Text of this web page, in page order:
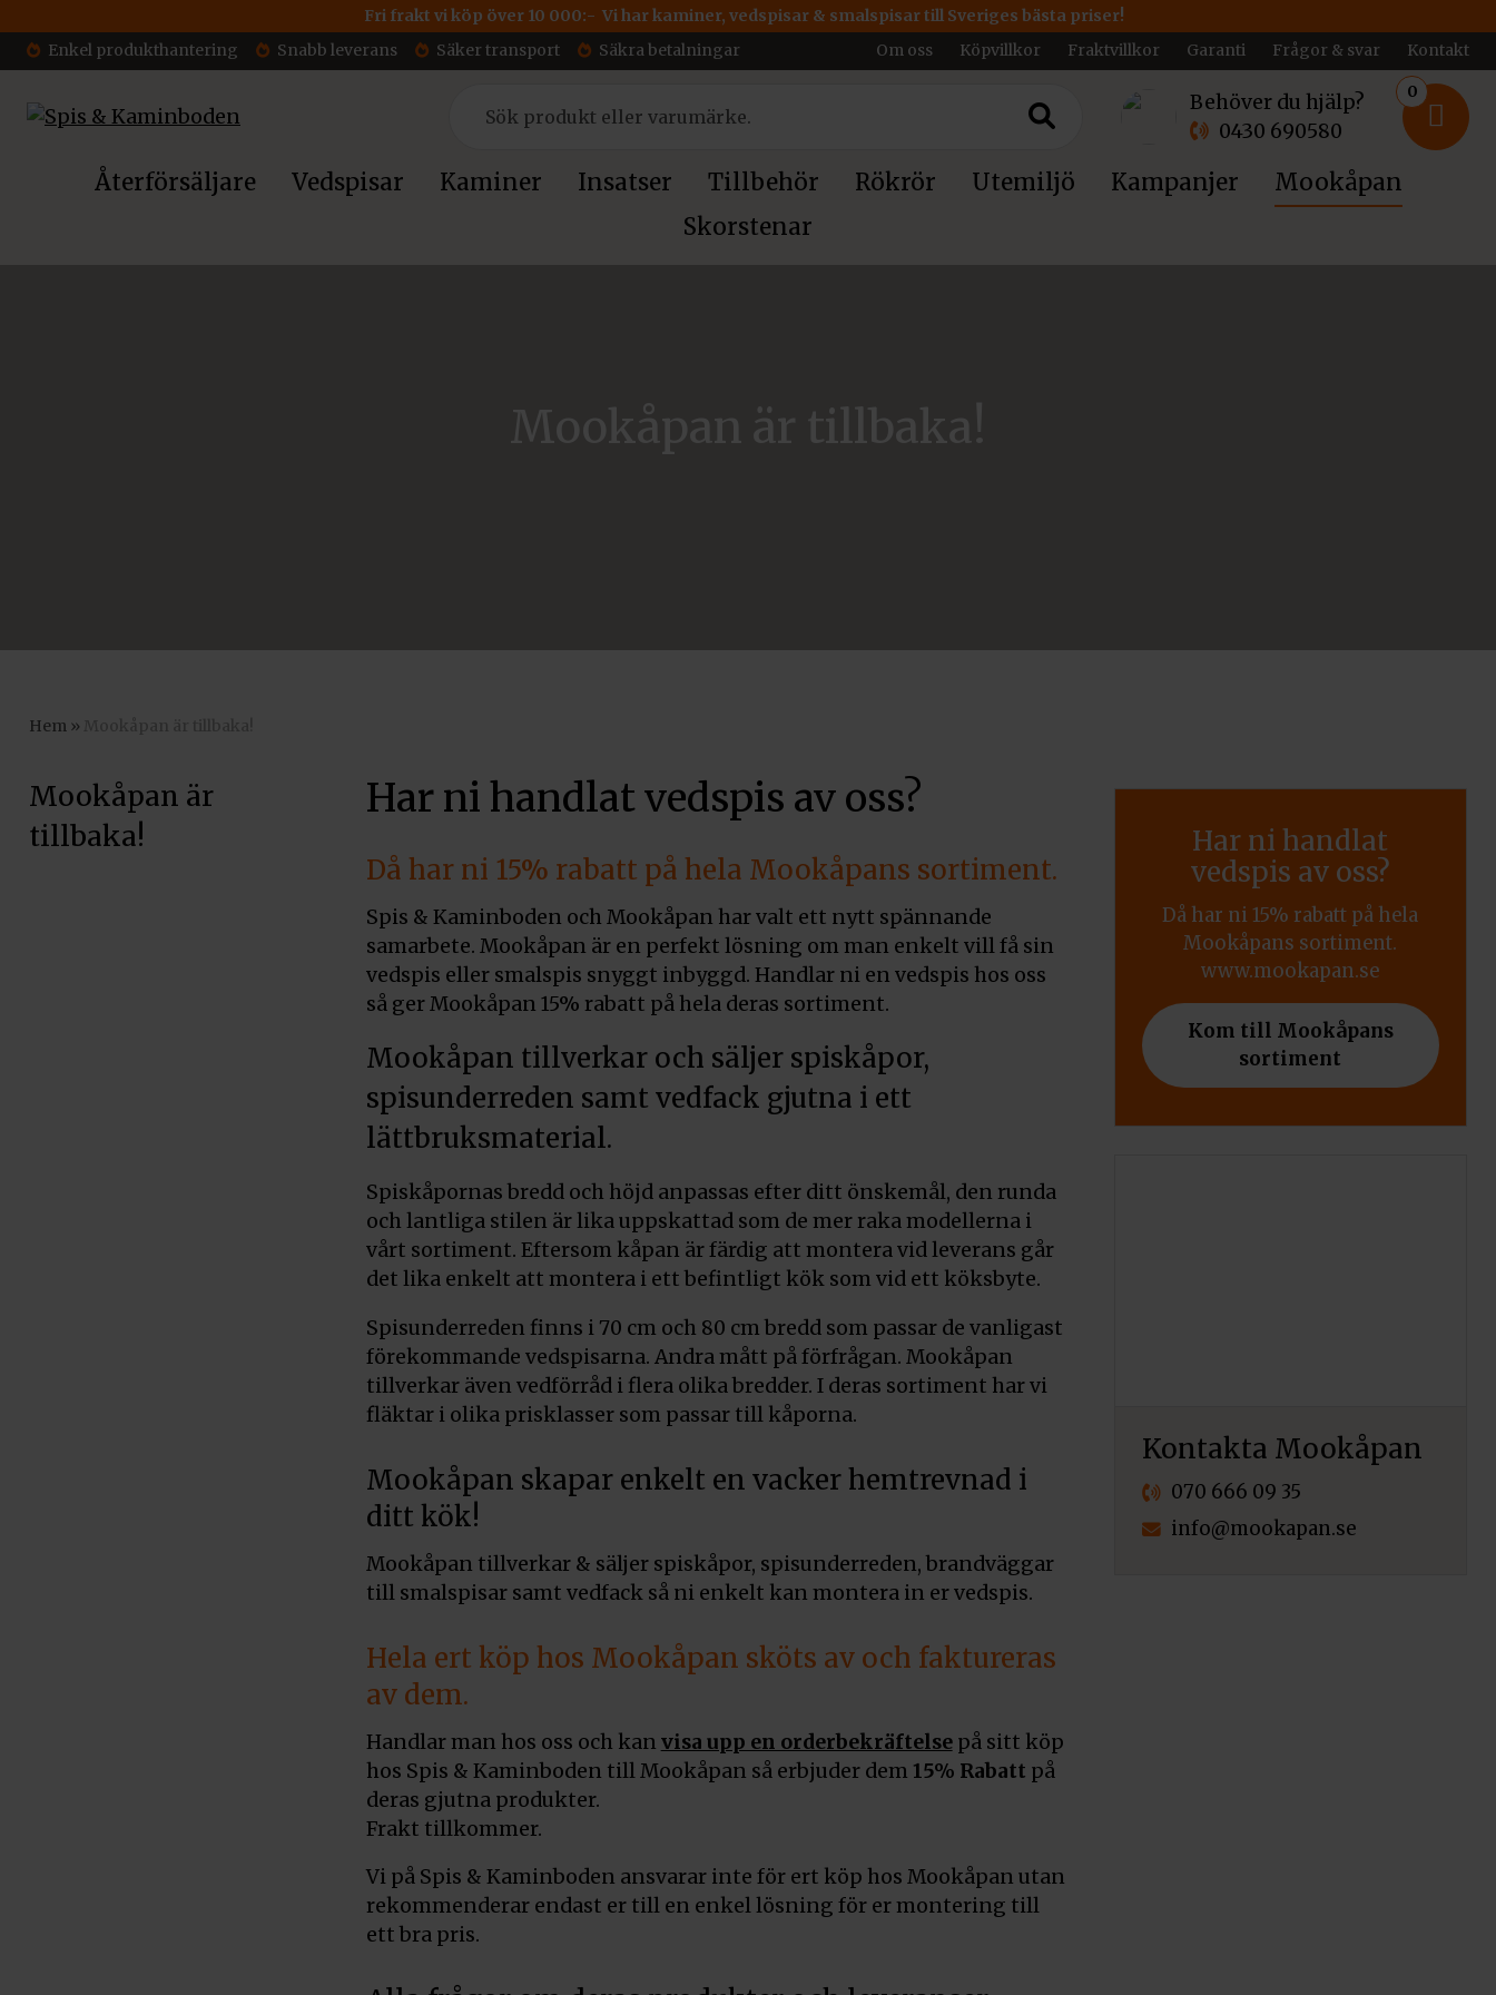
Fri frakt vi köp över 10 000:- Vi har kaminer, vedspisar & smalspisar till Sveriges bästa priser!
Enkel produkthantering
Snabb leverans Säker transport Säkra betalningar Om oss Köpvillkor Fraktvillkor Garanti Frågor & svar Kontakt
Behöver du hjälp?
0430 690580
0
Återförsäljare Vedspisar Kaminer Insatser Tillbehör Rökrör Utemiljö Kampanjer
Mookåpan
Skorstenar
Hem »
Mookåpan är
tillbaka!
Har ni handlat vedspis av oss?
Då har ni 15% rabatt på hela Mookåpans sortiment.
Spis & Kaminboden och Mookåpan har valt ett nytt spännande
samarbete. Mookåpan är en perfekt lösning om man enkelt vill få sin
vedspis eller smalspis snyggt inbyggd. Handlar ni en vedspis hos oss
så ger Mookåpan 15% rabatt på hela deras sortiment.
Mookåpan tillverkar och säljer spiskåpor,
spisunderreden samt vedfack gjutna i ett
lättbruksmaterial.
Spiskåpornas bredd och höjd anpassas efter ditt önskemål, den runda
och lantliga stilen är lika uppskattad som de mer raka modellerna i
vårt sortiment. Eftersom kåpan är färdig att montera vid leverans går
det lika enkelt att montera i ett befintligt kök som vid ett köksbyte.
Spisunderreden finns i 70 cm och 80 cm bredd som passar de vanligast
förekommande vedspisarna. Andra mått på förfrågan. Mookåpan
tillverkar även vedförråd i flera olika bredder. I deras sortiment har vi
fläktar i olika prisklasser som passar till kåporna.
Mookåpan skapar enkelt en vacker hemtrevnad i
ditt kök!
Mookåpan tillverkar & säljer spiskåpor, spisunderreden, brandväggar
till smalspisar samt vedfack så ni enkelt kan montera in er vedspis.
Hela ert köp hos Mookåpan sköts av och faktureras
av dem.
Handlar man hos oss och kan visa upp en orderbekräftelse på sitt köp
hos Spis & Kaminboden till Mookåpan så erbjuder dem 15% Rabatt på
deras gjutna produkter.
Frakt tillkommer.
Vi på Spis & Kaminboden ansvarar inte för ert köp hos Mookåpan utan
rekommenderar endast er till en enkel lösning för er montering till
ett bra pris.
Har ni handlat
vedspis av oss?
Då har ni 15% rabatt på hela
Mookåpans sortiment.
www.mookapan.se
Kom till Mookåpans
sortiment
Kontakta Mookåpan
070 666 09 35
info@mookapan.se